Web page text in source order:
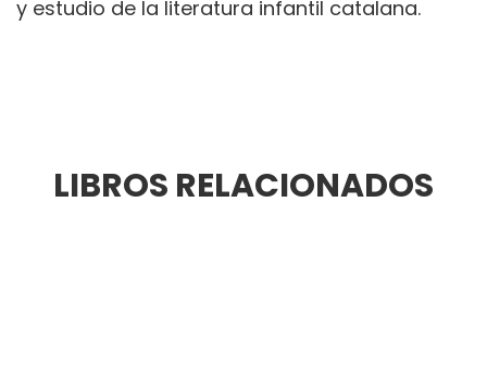
y estudio de la literatura infantil catalana.
LIBROS RELACIONADOS